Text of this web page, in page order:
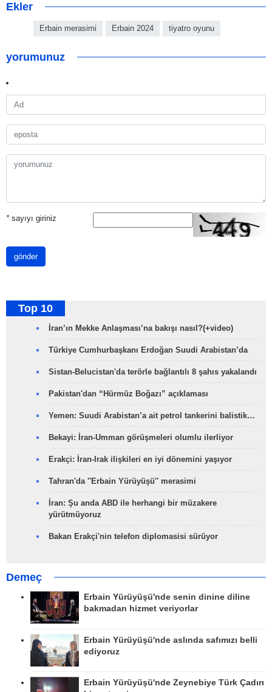
Ekler
Erbain merasimi Erbain 2024 tiyatro oyunu
yorumunuz
*sayıyı giriniz
gönder
Top 10
İran’ın Mekke Anlaşması’na bakışı nasıl?(+video)
Türkiye Cumhurbaşkanı Erdoğan Suudi Arabistan’da
Sistan-Belucistan'da terörle bağlantılı 8 şahıs yakalandı
Pakistan'dan “Hürmüz Boğazı” açıklaması
Yemen: Suudi Arabistan’a ait petrol tankerini balistik…
Bekayi: İran-Umman görüşmeleri olumlu ilerliyor
Erakçi: İran-Irak ilişkileri en iyi dönemini yaşıyor
Tahran'da ''Erbain Yürüyüşü'' merasimi
İran: Şu anda ABD ile herhangi bir müzakere
yürütmüyoruz
Bakan Erakçi'nin telefon diplomasisi sürüyor
Demeç
Erbain Yürüyüşü'nde senin dinine diline
bakmadan hizmet veriyorlar
Erbain Yürüyüşü'nde aslında safımızı belli
ediyoruz
Erbain Yürüyüşü'nde Zeynebiye Türk Çadırı